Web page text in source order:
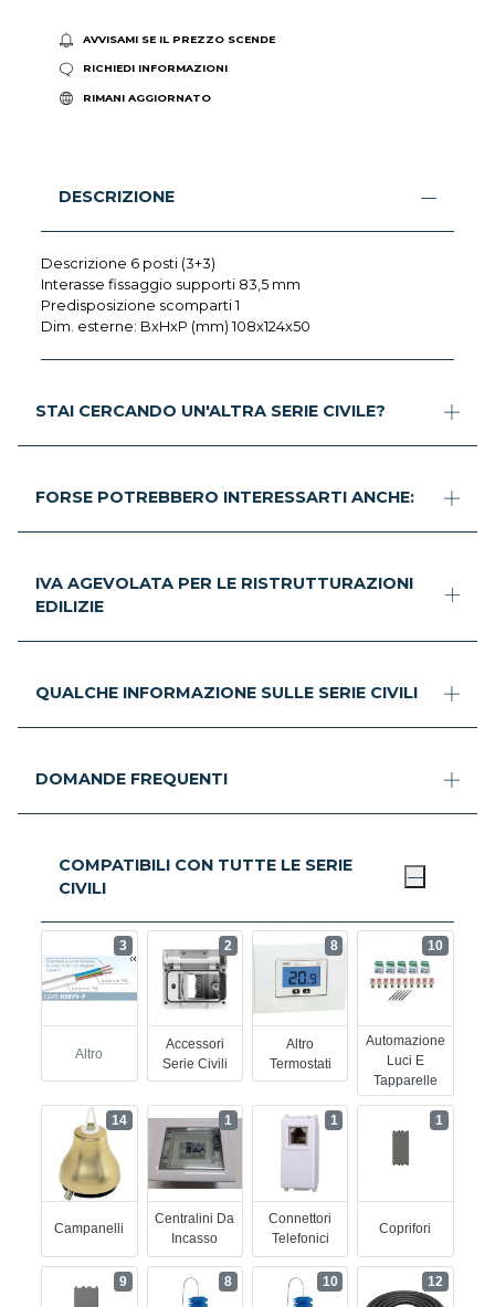
AVVISAMI SE IL PREZZO SCENDE
RICHIEDI INFORMAZIONI
RIMANI AGGIORNATO
DESCRIZIONE
Descrizione 6 posti (3+3)
Interasse fissaggio supporti 83,5 mm
Predisposizione scomparti 1
Dim. esterne: BxHxP (mm) 108x124x50
STAI CERCANDO UN'ALTRA SERIE CIVILE?
FORSE POTREBBERO INTERESSARTI ANCHE:
IVA AGEVOLATA PER LE RISTRUTTURAZIONI
EDILIZIE
QUALCHE INFORMAZIONE SULLE SERIE CIVILI
DOMANDE FREQUENTI
COMPATIBILI CON TUTTE LE SERIE
CIVILI
Altro
3
Accessori
Serie Civili
2
Altro
Termostati
8
Automazione
Luci E
Tapparelle
10
Campanelli
14
Centralini Da
Incasso
1
Connettori
Telefonici
1
Coprifori
1
9 8 10 12